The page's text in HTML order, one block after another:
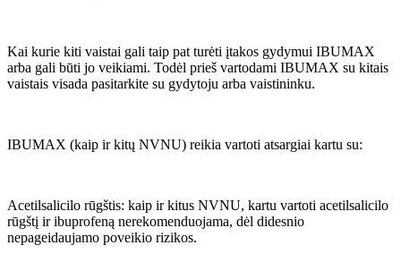
Kai kurie kiti vaistai gali taip pat turėti įtakos gydymui IBUMAX
arba gali būti jo veikiami. Todėl prieš vartodami IBUMAX su kitais
vaistais visada pasitarkite su gydytoju arba vaistininku.
IBUMAX (kaip ir kitų NVNU) reikia vartoti atsargiai kartu su:
Acetilsalicilo rūgštis: kaip ir kitus NVNU, kartu vartoti acetilsalicilo
rūgštį ir ibuprofeną nerekomenduojama, dėl didesnio
nepageidaujamo poveikio rizikos.